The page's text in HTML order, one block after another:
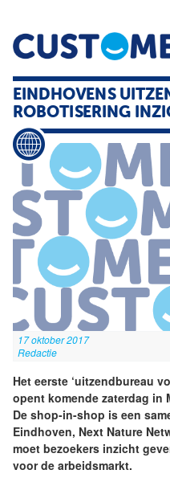
Home Opinie
Service
EINDHOVENS
ROBOTISERING
17 oktober 2017
Redactie
Het eerste ‘uitzendbureau
opent komende zaterdag in
De shop-in-shop is een
Eindhoven, Next Nature
moet bezoekers inzicht
voor de arbeidsmarkt.